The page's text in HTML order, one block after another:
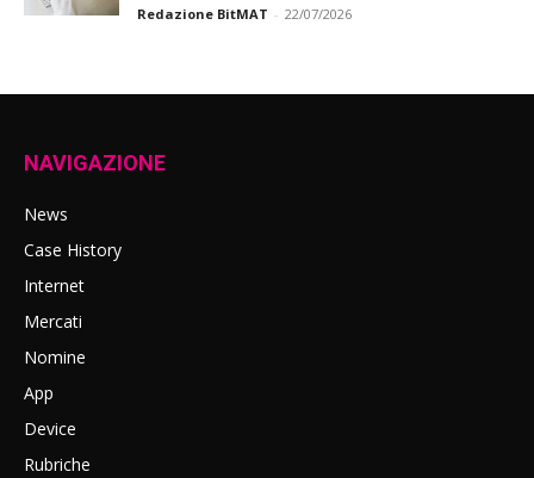
Redazione BitMAT - 22/07/2026
NAVIGAZIONE
News
Case History
Internet
Mercati
Nomine
App
Device
Rubriche